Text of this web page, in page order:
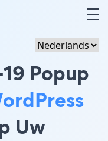
Popup
Uw